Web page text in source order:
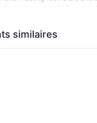
measures 203 square
includes conference
Savassi Apart Service -
similaires